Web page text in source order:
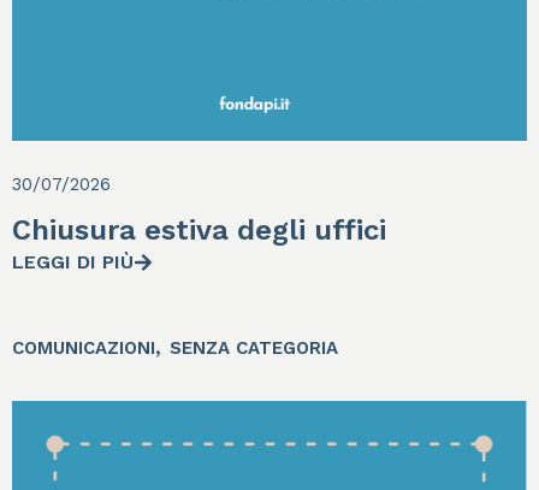
30/07/2026
Chiusura estiva degli uffici
LEGGI DI PIÙ
COMUNICAZIONI, SENZA CATEGORIA